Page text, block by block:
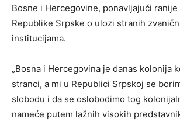
Bosne i Hercegovine, ponavljajući
Republike Srpske o ulozi stranih
institucijama.
„Bosna i Hercegovina je danas kolonija
stranci, a mi u Republici Srpskoj se
slobodu i da se oslobodimo tog
nameće putem lažnih visokih